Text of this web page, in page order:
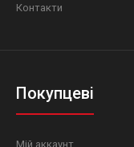
Контакти
Покупцеві
Мій аккаунт